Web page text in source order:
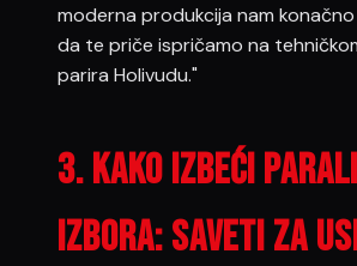
moderna produkcija nam
da te priče ispričamo na
parira Holivudu."
3. kako izbeći
izbora: Saveti za